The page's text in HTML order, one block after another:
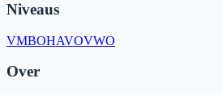
Niveaus
VMBOHAVOVWO
Over